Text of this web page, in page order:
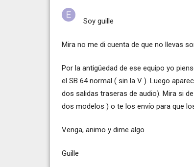
Soy guille
Mira no me di cuenta de que no llevas
Por la antigüedad de ese equipo yo
el SB 64 normal ( sin la V ). Luego
dos salidas traseras de audio). Mira si
dos modelos ) o te los envío para que
Venga, animo y dime algo
Guille